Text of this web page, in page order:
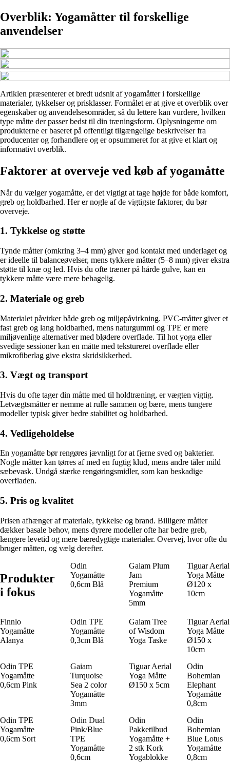
Overblik: Yogamåtter til forskellige
anvendelser
Artiklen præsenterer et bredt udsnit af yogamåtter i forskellige
materialer, tykkelser og prisklasser. Formålet er at give et overblik over
egenskaber og anvendelsesområder, så du lettere kan vurdere, hvilken
type måtte der passer bedst til din træningsform. Oplysningerne om
produkterne er baseret på offentligt tilgængelige beskrivelser fra
producenter og forhandlere og er opsummeret for at give et klart og
informativt overblik.
Faktorer at overveje ved køb af yogamåtte
Når du vælger yogamåtte, er det vigtigt at tage højde for både komfort,
greb og holdbarhed. Her er nogle af de vigtigste faktorer, du bør
overveje.
1. Tykkelse og støtte
Tynde måtter (omkring 3–4 mm) giver god kontakt med underlaget og
er ideelle til balanceøvelser, mens tykkere måtter (5–8 mm) giver ekstra
støtte til knæ og led. Hvis du ofte træner på hårde gulve, kan en
tykkere måtte være mere behagelig.
2. Materiale og greb
Materialet påvirker både greb og miljøpåvirkning. PVC-måtter giver et
fast greb og lang holdbarhed, mens naturgummi og TPE er mere
miljøvenlige alternativer med blødere overflade. Til hot yoga eller
svedige sessioner kan en måtte med tekstureret overflade eller
mikrofiberlag give ekstra skridsikkerhed.
3. Vægt og transport
Hvis du ofte tager din måtte med til holdtræning, er vægten vigtig.
Letvægtsmåtter er nemme at rulle sammen og bære, mens tungere
modeller typisk giver bedre stabilitet og holdbarhed.
4. Vedligeholdelse
En yogamåtte bør rengøres jævnligt for at fjerne sved og bakterier.
Nogle måtter kan tørres af med en fugtig klud, mens andre tåler mild
sæbevask. Undgå stærke rengøringsmidler, som kan beskadige
overfladen.
5. Pris og kvalitet
Prisen afhænger af materiale, tykkelse og brand. Billigere måtter
dækker basale behov, mens dyrere modeller ofte har bedre greb,
længere levetid og mere bæredygtige materialer. Overvej, hvor ofte du
bruger måtten, og vælg derefter.
Produkter
i fokus
Odin
Yogamåtte
0,6cm Blå
Gaiam Plum
Jam
Premium
Yogamåtte
5mm
Tiguar Aerial
Yoga Måtte
Ø120 x
10cm
Finnlo
Yogamåtte
Alanya
Odin TPE
Yogamåtte
0,3cm Blå
Gaiam Tree
of Wisdom
Yoga Taske
Tiguar Aerial
Yoga Måtte
Ø150 x
10cm
Odin TPE
Yogamåtte
0,6cm Pink
Gaiam
Turquoise
Sea 2 color
Yogamåtte
3mm
Tiguar Aerial
Yoga Måtte
Ø150 x 5cm
Odin
Bohemian
Elephant
Yogamåtte
0,8cm
Odin TPE
Yogamåtte
0,6cm Sort
Odin Dual
Pink/Blue
TPE
Yogamåtte
0,6cm
Odin
Pakketilbud
Yogamåtte +
2 stk Kork
Yogablokke
Odin
Bohemian
Blue Lotus
Yogamåtte
0,8cm